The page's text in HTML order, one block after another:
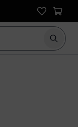
Suche